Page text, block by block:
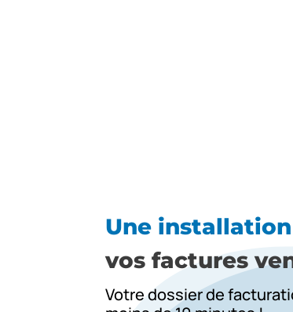
Une
vos factures
Votre dossier de